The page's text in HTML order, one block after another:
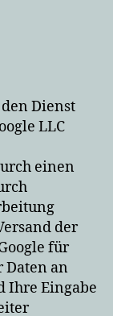
Dienst
LLC
einen
der
für
Daten an
Ihre Eingabe